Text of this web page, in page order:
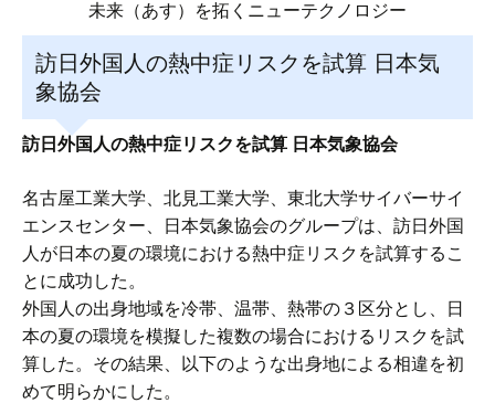
未来（あす）を拓くニューテクノロジー
訪日外国人の熱中症リスクを試算 日本気
象協会
訪日外国人の熱中症リスクを試算 日本気象協会
名古屋工業大学、北見工業大学、東北大学サイバーサイ
エンスセンター、日本気象協会のグループは、訪日外国
人が日本の夏の環境における熱中症リスクを試算するこ
とに成功した。
外国人の出身地域を冷帯、温帯、熱帯の３区分とし、日
本の夏の環境を模擬した複数の場合におけるリスクを試
算した。その結果、以下のような出身地による相違を初
めて明らかにした。